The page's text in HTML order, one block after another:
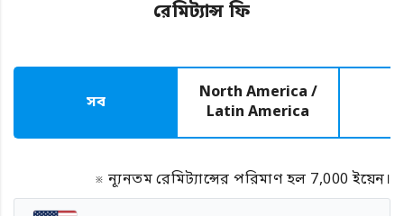
রেমিট্যান্স ফি
সব
North America /
Latin America
※ ন্যূনতম রেমিট্যান্সের পরিমাণ হল 7,000 ইয়েন।